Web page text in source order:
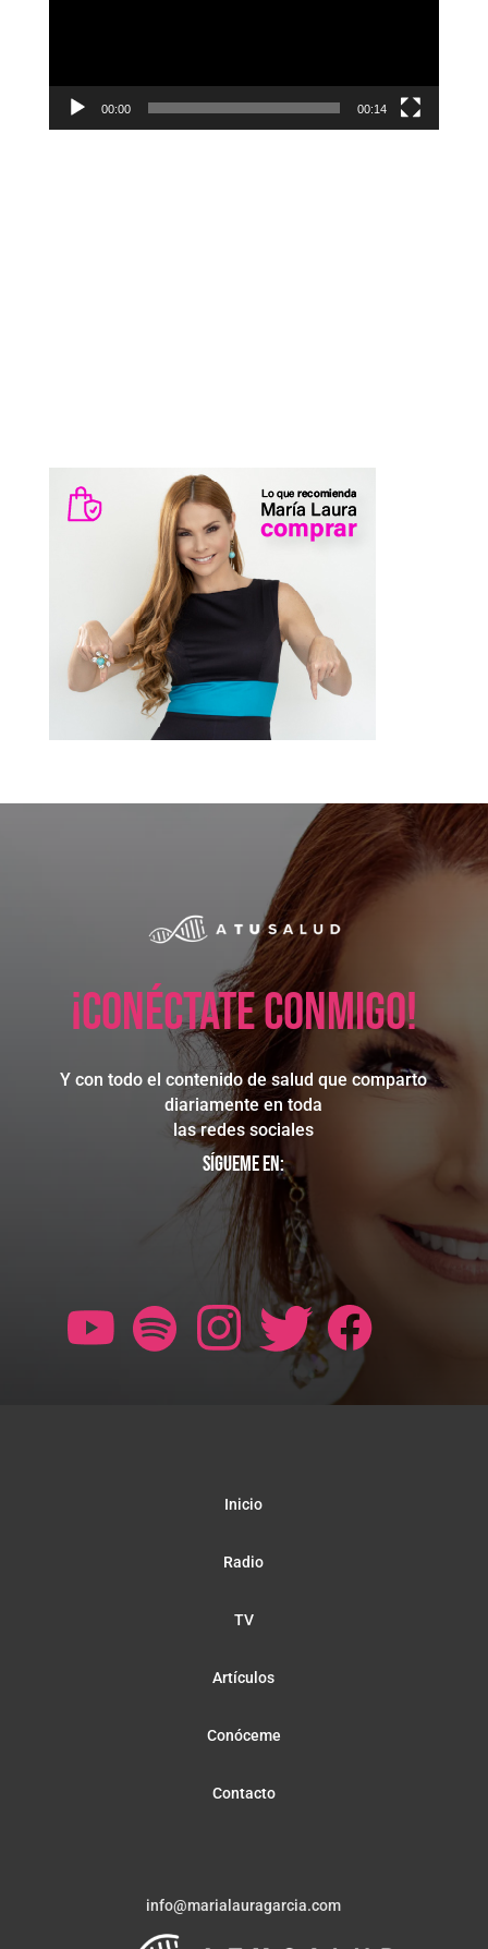
00:00 00:14
¡Conéctate conmigo!
Y con todo el contenido de salud que comparto
diariamente en toda
las redes sociales
Sígueme en:
Inicio
Radio
TV
Artículos
Conóceme
Contacto
info@marialauragarcia.com